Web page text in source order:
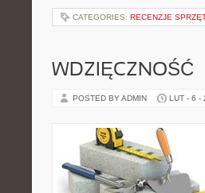
CATEGORIES: RECENZJE
WDZIĘCZNOŚĆ
POSTED BY ADMIN LUT - 6 -